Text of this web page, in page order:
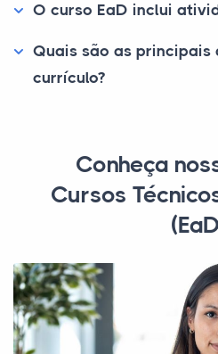
O curso EaD inclui
Quais são as principais
currículo?
Conheça
Cursos